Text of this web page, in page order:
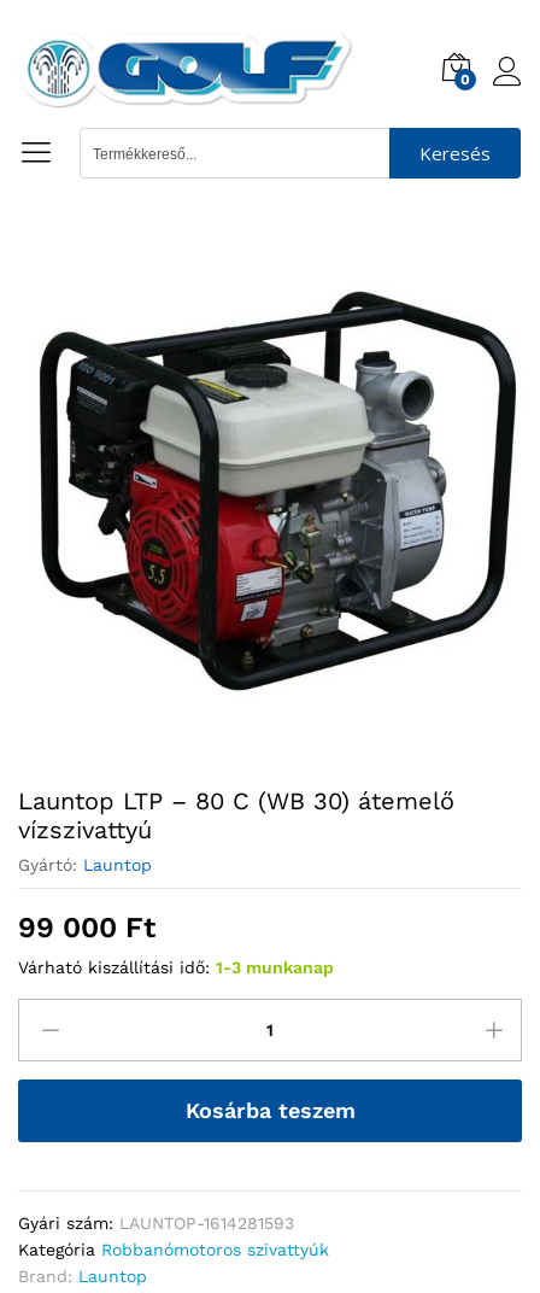
0
Keresés
Launtop LTP – 80 C (WB 30) átemelő
vízszivattyú
Gyártó: Launtop
99 000 Ft
Várható kiszállítási idő: 1-3 munkanap
Kosárba teszem
Gyári szám: LAUNTOP-1614281593
Kategória Robbanómotoros szivattyúk
Brand: Launtop